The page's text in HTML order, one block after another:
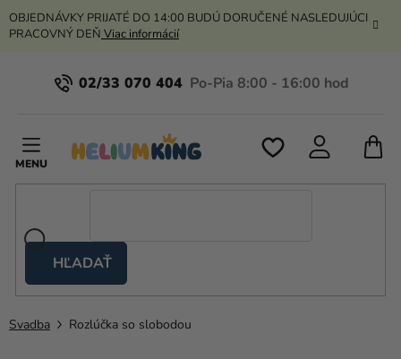
Prejsť
na
OBJEDNÁVKY PRIJATÉ DO 14:00 BUDÚ DORUČENÉ NASLEDUJÚCI
PRACOVNÝ DEŇ Viac informácií
02/33 070 404
HĽADAŤ
stany
Kanekalon
Svadba Rozlúčka so slobodou